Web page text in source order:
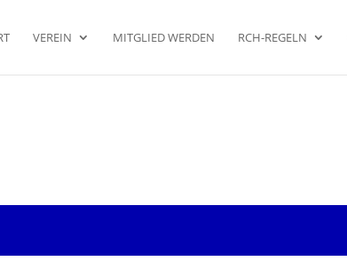
VEREIN MITGLIED WERDEN RCH-REGELN